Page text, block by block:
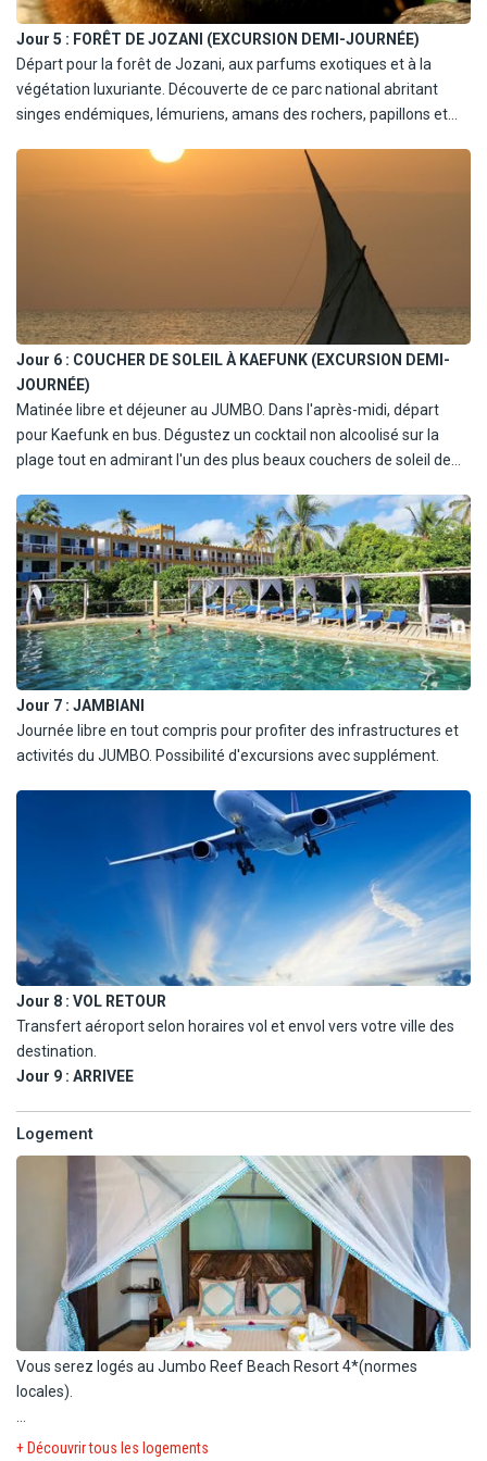
À partir du 1/11/26 : ILE DE KWALE ET LE LAGON BLEU
(EXCURSION JOURNÉE)
Naviguez jusqu'à l'île de Kwale pour un déjeuner de fruits de mer
et de homard, visitez un immense baobab et, si la marée le
permet, explorez le lagon bleu. Retour à terre sous les voiles
Retour à l'hôtel en fin d'après-midi. Dîner et nuit au JUMBO.
Jour 5 : FORÊT DE JOZANI (EXCURSION DEMI-JOURNÉE)
Départ pour la forêt de Jozani, aux parfums exotiques et à la
végétation luxuriante. Découverte de ce parc national abritant
singes endémiques, lémuriens, amans des rochers, papillons et
déjeuner. Après-midi libre. Dîner et nuit au JUMBO.
Jour 6 : COUCHER DE SOLEIL À KAEFUNK (EXCURSION DEMI-
JOURNÉE)
Matinée libre et déjeuner au JUMBO. Dans l'après-midi, départ
pour Kaefunk en bus. Dégustez un cocktail non alcoolisé sur la
plage tout en admirant l'un des plus beaux couchers de soleil de
Les vacanciers devront marcher environ 10 minutes pour
atteindre le spot, en cas de marée haute, la plage sera
complètement recouverte et ils devront revenir en bateau
traditionnel.
À partir du 1/11/26 : JAMBIANI
Journée libre en tout compris pour profiter des infrastructures et
activités du JUMBO. Possibilité d'excursions avec supplément.
Jour 7 : JAMBIANI
Journée libre en tout compris pour profiter des infrastructures et
activités du JUMBO. Possibilité d'excursions avec supplément.
Jour 8 : VOL RETOUR
Transfert aéroport selon horaires vol et envol vers votre ville des
destination.
Jour 9 : ARRIVEE
Logement
Vous serez logés au Jumbo Reef Beach Resort 4*(normes
locales).
Le Club Jumbo dispose de 222 chambres comprenant plusieurs
+ Découvrir tous les logements